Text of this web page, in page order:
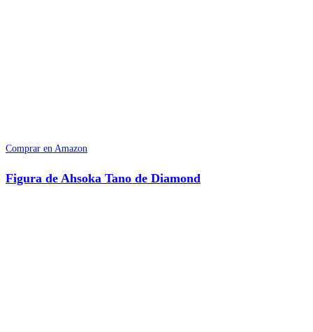
Comprar en Amazon
Figura de Ahsoka Tano de Diamond